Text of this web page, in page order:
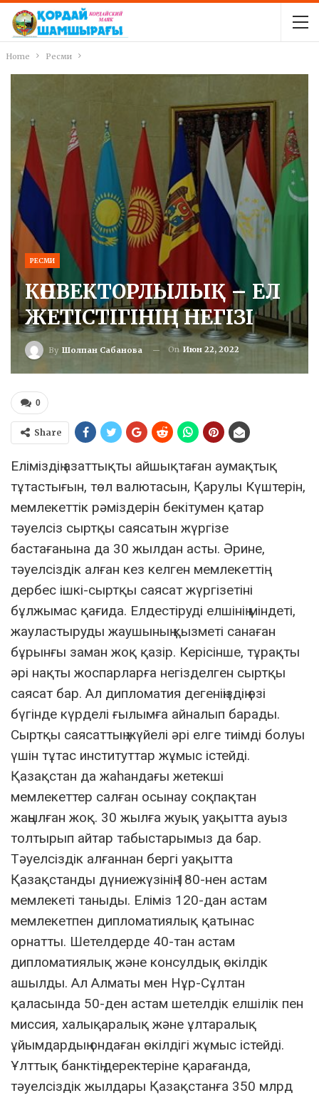
Home Ресми
РЕСМИ
КӨПВЕКТОРЛЫЛЫҚ – ЕЛ
ЖЕТІСТІГІНІҢ НЕГІЗІ
By Шолпан Сабанова On Июн 22, 2022
0
Share
Еліміздің азаттықты айшықтаған аумақтық
тұтастығын, төл валютасын, Қарулы Күштерін,
мемлекеттік рәміздерін бекітумен қатар
тәуелсіз сыртқы саясатын жүргізе
бастағанына да 30 жылдан асты. Әрине,
тәуелсіздік алған кез келген мемлекеттің
дербес ішкі-сыртқы саясат жүргізетіні
бұлжымас қағида. Елдестіруді елшінің міндеті,
жауластыруды жаушының қызметі санаған
бұрынғы заман жоқ қазір. Керісінше, тұрақты
әрі нақты жоспарларға негізделген сыртқы
саясат бар. Ал дипломатия дегеніңіздің өзі
бүгінде күрделі ғылымға айналып барады.
Сыртқы саясаттың жүйелі әрі елге тиімді болуы
үшін тұтас институттар жұмыс істейді.
Қазақстан да жаһандағы жетекші
мемлекеттер салған осынау соқпақтан
жаңылған жоқ. 30 жылға жуық уақытта ауыз
толтырып айтар табыстарымыз да бар.
Тәуелсіздік алғаннан бергі уақытта
Қазақстанды дүниежүзінің 180-нен астам
мемлекеті таныды. Еліміз 120-дан астам
мемлекетпен дипломатиялық қатынас
орнатты. Шетелдерде 40-тан астам
дипломатиялық және консулдық өкілдік
ашылды. Ал Алматы мен Нұр-Сұлтан
қаласында 50-ден астам шетелдік елшілік пен
миссия, халықаралық және ұлтаралық
ұйымдардың ондаған өкілдігі жұмыс істейді.
Ұлттық банктің деректеріне қарағанда,
тәуелсіздік жылдары Қазақстанға 350 млрд